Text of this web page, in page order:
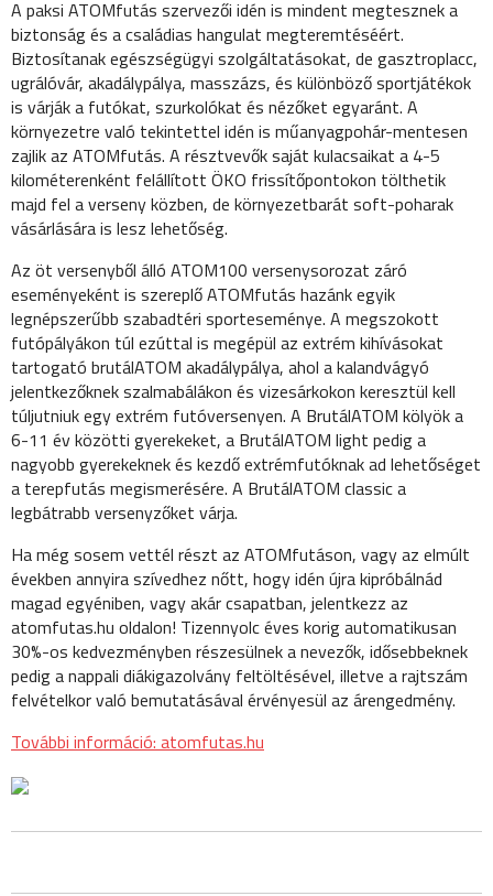
A paksi ATOMfutás szervezői idén is mindent megtesznek a
biztonság és a családias hangulat megteremtéséért.
Biztosítanak egészségügyi szolgáltatásokat, de gasztroplacc,
ugrálóvár, akadálypálya, masszázs, és különböző sportjátékok
is várják a futókat, szurkolókat és nézőket egyaránt. A
környezetre való tekintettel idén is műanyagpohár-mentesen
zajlik az ATOMfutás. A résztvevők saját kulacsaikat a 4-5
kilométerenként felállított ÖKO frissítőpontokon tölthetik
majd fel a verseny közben, de környezetbarát soft-poharak
vásárlására is lesz lehetőség.
Az öt versenyből álló ATOM100 versenysorozat záró
eseményeként is szereplő ATOMfutás hazánk egyik
legnépszerűbb szabadtéri sporteseménye. A megszokott
futópályákon túl ezúttal is megépül az extrém kihívásokat
tartogató brutálATOM akadálypálya, ahol a kalandvágyó
jelentkezőknek szalmabálákon és vizesárkokon keresztül kell
túljutniuk egy extrém futóversenyen. A BrutálATOM kölyök a
6-11 év közötti gyerekeket, a BrutálATOM light pedig a
nagyobb gyerekeknek és kezdő extrémfutóknak ad lehetőséget
a terepfutás megismerésére. A BrutálATOM classic a
legbátrabb versenyzőket várja.
Ha még sosem vettél részt az ATOMfutáson, vagy az elmúlt
években annyira szívedhez nőtt, hogy idén újra kipróbálnád
magad egyéniben, vagy akár csapatban, jelentkezz az
atomfutas.hu oldalon! Tizennyolc éves korig automatikusan
30%-os kedvezményben részesülnek a nevezők, idősebbeknek
pedig a nappali diákigazolvány feltöltésével, illetve a rajtszám
felvételkor való bemutatásával érvényesül az árengedmény.
További információ: atomfutas.hu